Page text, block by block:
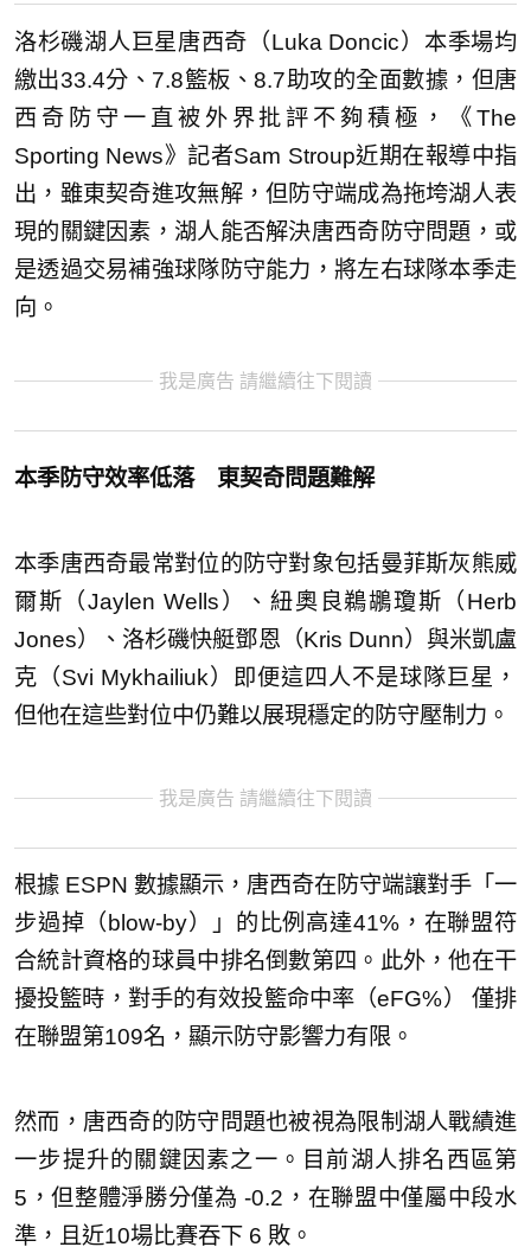
洛杉磯湖人巨星唐西奇（Luka Doncic）本季場均
繳出33.4分、7.8籃板、8.7助攻的全面數據，但唐
西奇防守一直被外界批評不夠積極，《The
Sporting News》記者Sam Stroup近期在報導中指
出，雖東契奇進攻無解，但防守端成為拖垮湖人表
現的關鍵因素，湖人能否解決唐西奇防守問題，或
是透過交易補強球隊防守能力，將左右球隊本季走
向。
我是廣告 請繼續往下閱讀
本季防守效率低落 東契奇問題難解
本季唐西奇最常對位的防守對象包括曼菲斯灰熊威
爾斯（Jaylen Wells）、紐奧良鵜鶘瓊斯（Herb
Jones）、洛杉磯快艇鄧恩（Kris Dunn）與米凱盧
克（Svi Mykhailiuk）即便這四人不是球隊巨星，
但他在這些對位中仍難以展現穩定的防守壓制力。
我是廣告 請繼續往下閱讀
根據 ESPN 數據顯示，唐西奇在防守端讓對手「一
步過掉（blow-by）」的比例高達41%，在聯盟符
合統計資格的球員中排名倒數第四。此外，他在干
擾投籃時，對手的有效投籃命中率（eFG%） 僅排
在聯盟第109名，顯示防守影響力有限。
然而，唐西奇的防守問題也被視為限制湖人戰績進
一步提升的關鍵因素之一。目前湖人排名西區第
5，但整體淨勝分僅為 -0.2，在聯盟中僅屬中段水
準，且近10場比賽吞下 6 敗。